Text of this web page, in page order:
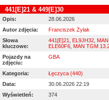
441[E]21 & 449[E]30
Opis:
28.06.2026
Autor zdjęcia:
Franciszek Żylak
Słowa
kluczowe:
441[E]21 EL9JH32
ELE60F6 MAN TGM
Pojazdy na
zdjęciu:
GBA
Kategoria:
Łęczyca (440)
Data:
30.06.2026 22:19
Wyświetleń:
374